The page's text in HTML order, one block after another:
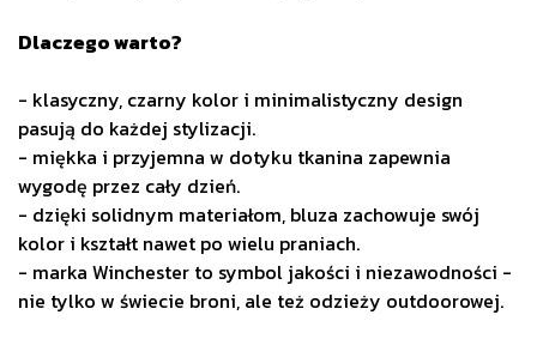
Dlaczego warto?
- klasyczny, czarny kolor i minimalistyczny design
pasują do każdej stylizacji.
- miękka i przyjemna w dotyku tkanina zapewnia
wygodę przez cały dzień.
- dzięki solidnym materiałom, bluza zachowuje swój
kolor i kształt nawet po wielu praniach.
- marka Winchester to symbol jakości i niezawodności -
nie tylko w świecie broni, ale też odzieży outdoorowej.